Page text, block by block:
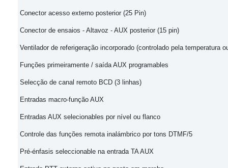
Conector acesso externo posterior (25 Pin)
Conector de ensaios - Altavoz - AUX posterior (15 pin)
Ventilador de referigeração incorporado (controlado pela temperatura
Funções primeiramente / saída AUX programables
Selecção de canal remoto BCD (3 linhas)
Entradas macro-função AUX
Entradas AUX selecionables por nível ou flanco
Controle das funções remota inalámbrico por tons DTMF/5
Pré-énfasis seleccionable na entrada TA AUX